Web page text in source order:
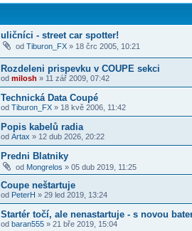
uličníci - street car spotter!
od Tiburon_FX » 18 črc 2005, 10:21
Rozdeleni prispevku v COUPE sekci
od milosh » 11 zář 2009, 07:42
Technická Data Coupé
od Tiburon_FX » 18 kvě 2006, 11:42
Popis kabelů radia
od Artax » 12 dub 2026, 20:22
Predni Blatniky
od Mongrelos » 05 dub 2019, 11:25
Coupe neštartuje
od PeterH » 29 led 2019, 13:24
Startér točí, ale nenastartuje - s novou
od baran555 » 21 bře 2019, 15:04